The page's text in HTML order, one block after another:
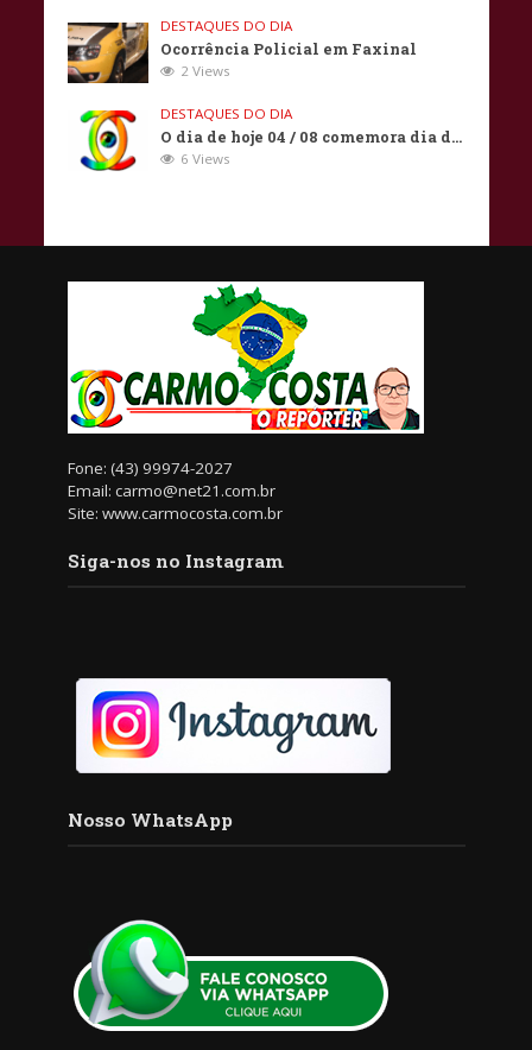
DESTAQUES DO DIA
Ocorrência Policial em Faxinal
2 Views
DESTAQUES DO DIA
O dia de hoje 04 / 08 comemora dia d…
6 Views
Fone: (43) 99974-2027
Email: carmo@net21.com.br
Site: www.carmocosta.com.br
Siga-nos no Instagram
Nosso WhatsApp